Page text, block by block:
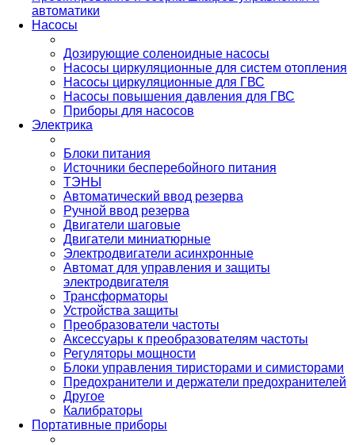
автоматики
Насосы
Дозирующие соленоидные насосы
Насосы циркуляционные для систем отопления
Насосы циркуляционные для ГВС
Насосы повышения давления для ГВС
Приборы для насосов
Электрика
Блоки питания
Источники бесперебойного питания
ТЭНЫ
Автоматический ввод резерва
Ручной ввод резерва
Двигатели шаговые
Двигатели миниатюрные
Электродвигатели асинхронные
Автомат для управления и защиты
электродвигателя
Трансформаторы
Устройства защиты
Преобразователи частоты
Аксессуары к преобразователям частоты
Регуляторы мощности
Блоки управления тиристорами и симисторами
Предохранители и держатели предохранителей
Другое
Калибраторы
Портативные приборы